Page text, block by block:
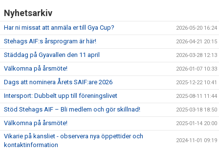
Nyhetsarkiv
Har ni missat att anmäla er till Gya Cup? 2026-05-20 16:24
Stehags AIF:s årsprogram är här! 2026-04-21 20:15
Städdag på Gyavallen den 11 april 2026-03-28 12:13
Välkomna på årsmöte! 2026-01-07 10:33
Dags att nominera Årets SAIF:are 2026 2025-12-22 10:41
Intersport: Dubbelt upp till föreningslivet 2025-08-11 11:44
Stöd Stehags AIF – Bli medlem och gör skillnad! 2025-03-18 18:50
Välkomna på årsmöte! 2025-01-14 20:00
Vikarie på kansliet - observera nya öppettider och
kontaktinformation
2024-11-01 09:19